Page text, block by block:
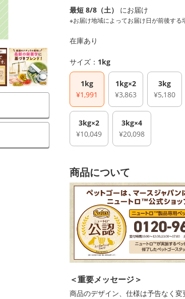
最短 8/8（土） にお届け
※お届け地域によってお届け日が前後する
在庫あり
サイズ： 1kg
1kg
¥1,991
1kg×2
¥3,863
3kg
¥5,180
3kg×2
¥10,049
3kg×4
¥20,098
商品について
＜重要メッセージ＞
商品のデザイン、仕様は予告なく